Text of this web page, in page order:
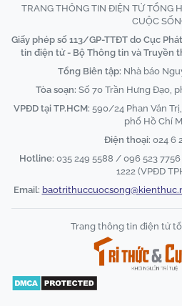
TRANG THÔNG TIN ĐIỆN TỬ TỔNG
CUỘC
Giấy phép số 113/GP-TTĐT do Cục
tin điện tử - Bộ Thông tin và Truyền
Tổng Biên tập: Nhà báo
Tòa soạn: Số 70 Trần Hưng Đạo,
VPĐD tại TP.HCM: 590/24 Phan Văn
phố Hồ Chí
Điện thoại: 024 6
Hotline: 035 249 5588 / 096 523
1222 (VPĐD
Email:
Trang thông tin điện tử